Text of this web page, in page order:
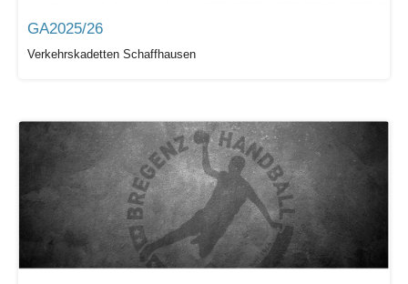
GA2025/26
Verkehrskadetten Schaffhausen